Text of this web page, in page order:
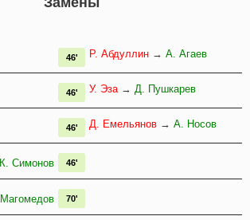
Р. Абдуллин → А. Агаев
46'
У. Эза→ Д. Пушкарев
46'
Д. Емельянов → А. Носов
46'
К. Симонов 46'
Магомедов 70'